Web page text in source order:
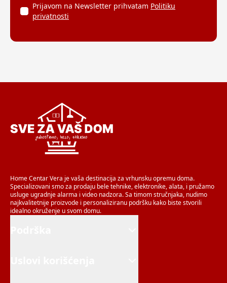
Prijavom na Newsletter prihvatam Politiku
privatnosti
Home Centar Vera je vaša destinacija za vrhunsku opremu doma.
Specializovani smo za prodaju bele tehnike, elektronike, alata, i pružamo
usluge ugradnje alarma i video nadzora. Sa timom stručnjaka, nudimo
najkvalitetnije proizvode i personaliziranu podršku kako biste stvorili
idealno okruženje u svom domu.